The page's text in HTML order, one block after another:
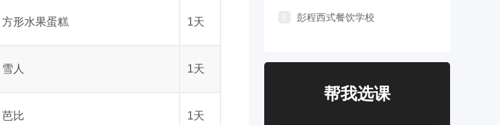
方形水果蛋糕 1天
雪人 1天
芭比 1天
彭程西式餐饮学校
帮我选课